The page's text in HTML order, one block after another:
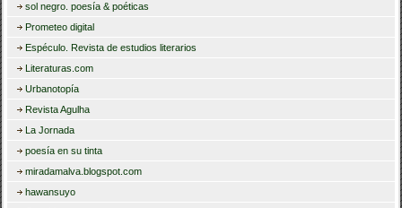
sol negro. poesía & poéticas
Prometeo digital
Espéculo. Revista de estudios literarios
Literaturas.com
Urbanotopía
Revista Agulha
La Jornada
poesía en su tinta
miradamalva.blogspot.com
hawansuyo